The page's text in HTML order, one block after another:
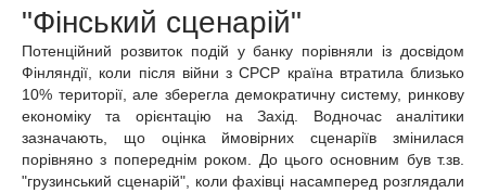
"Фінський сценарій"
Потенційний розвиток подій у банку порівняли із досвідом
Фінляндії, коли після війни з СРСР країна втратила близько
10% території, але зберегла демократичну систему, ринкову
економіку та орієнтацію на Захід. Водночас аналітики
зазначають, що оцінка ймовірних сценаріїв змінилася
порівняно з попереднім роком. До цього основним був т.зв.
"грузинський сценарій", коли фахівці насамперед розглядали